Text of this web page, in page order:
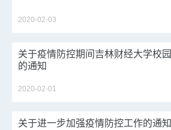
2020-02-03
关于疫情防控期间吉林财经大学校
的通知
2020-02-01
关于进一步加强疫情防控工作的通知